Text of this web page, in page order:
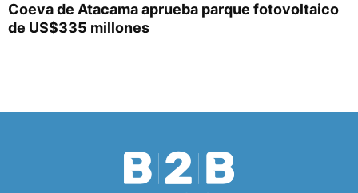
Coeva de Atacama aprueba parque fotovoltaico
de US$335 millones